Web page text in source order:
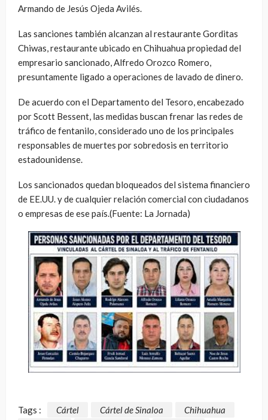
Armando de Jesús Ojeda Avilés.
Las sanciones también alcanzan al restaurante Gorditas
Chiwas, restaurante ubicado en Chihuahua propiedad del
empresario sancionado, Alfredo Orozco Romero,
presuntamente ligado a operaciones de lavado de dinero.
De acuerdo con el Departamento del Tesoro, encabezado
porScott Bessent, las medidas buscan frenar las redes de
tráfico de fentanilo, considerado uno de los principales
responsables de muertes por sobredosis en territorio
estadounidense.
Los sancionados quedan bloqueados del sistema financiero
de EE.UU. y de cualquier relación comercial con ciudadanos
o empresas de ese país.(Fuente: La Jornada)
Tags : Cártel Cártel de Sinaloa
Chihuahua